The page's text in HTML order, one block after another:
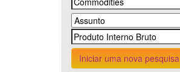
Iniciar uma nova pesquisa